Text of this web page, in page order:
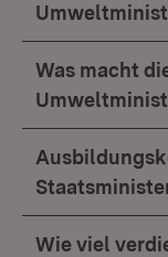
Was macht
Wie viel